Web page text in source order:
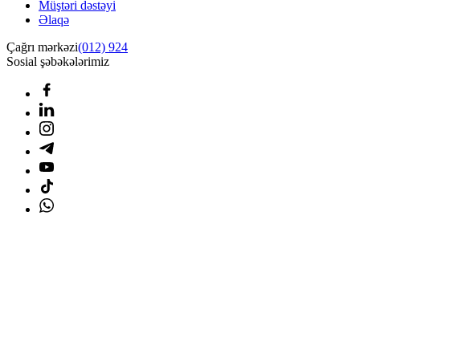
Müştəri dəstəyi
Əlaqə
Çağrı mərkəzi(012) 924
Sosial şəbəkələrimiz